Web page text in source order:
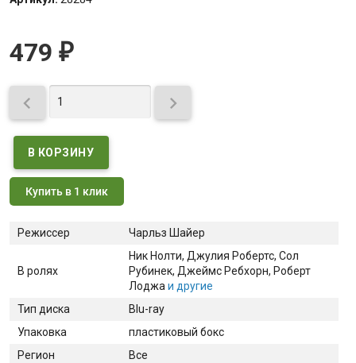
479 ₽
 
Купить в 1 клик
Режиссер Чарльз Шайер
В ролях
Ник Нолти, Джулия Робертс, Сол
Рубинек, Джеймс Ребхорн, Роберт
Лоджа и другие
Тип диска
Blu-ray
Упаковка
пластиковый бокс
Регион
Все